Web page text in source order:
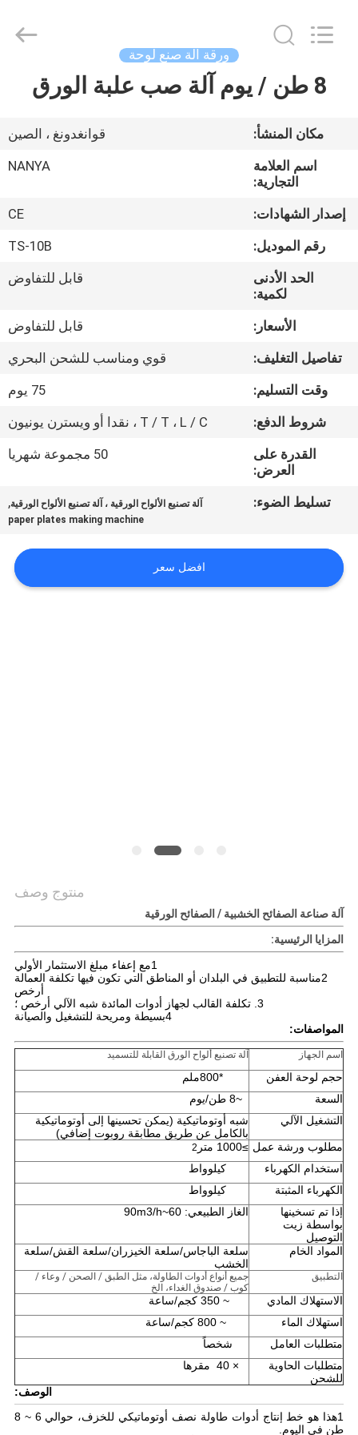
الصفحة
منتجات
أشرطة
فيديو
الافتراضي
معلومات
في
مراقبة
Equipment
Reserved.
ورقة آلة صنع لوحة
8 طن / يوم آلة صب علبة الورق
مكان المنشأ:
قوانغدونغ ، الصين
اسم العلامة
التجارية:
NANYA
إصدار الشهادات:
CE
رقم الموديل:
TS-10B
الحد الأدنى
لكمية:
قابل للتفاوض
الأسعار:
قابل للتفاوض
تفاصيل التغليف:
قوي ومناسب للشحن البحري
وقت التسليم:
75 يوم
شروط الدفع:
T / T ، L / C ، نقدا أو ويسترن يونيون
القدرة على
العرض:
50 مجموعة شهريا
تسليط الضوء: آلة تصنيع الألواح الورقية ، آلة تصنيع الألواح الورقية,
paper plates making machine
افضل سعر
منتوج وصف
آلة صناعة الصفائح الخشبية / الصفائح الورقية
المزايا الرئيسية:
1مع إعفاء مبلغ الاستثمار الأولي
2مناسبة للتطبيق في البلدان أو المناطق التي تكون فيها تكلفة العمالة
أرخص
3. تكلفة القالب لجهاز أدوات المائدة شبه الآلي أرخص ؛
4بسيطة ومريحة للتشغيل والصيانة
المواصفات:
اسم الجهاز آلة تصنيع ألواح الورق القابلة للتسميد
حجم لوحة العفن
السعة
التشغيل الآلي
شبه أوتوماتيكية (يمكن تحسينها إلى أوتوماتيكية
بالكامل عن طريق مطابقة روبوت إضافي)
مطلوب ورشة عمل ≥1000 متر 2
استخدام الكهرباء
الكهرباء المثبتة
إذا تم تسخينها
بواسطة زيت
التوصيل
الغاز الطبيعي: 60~90m3/h
المواد الخام
سلعة الباجاس/سلعة الخيزران/سلعة القش/سلعة
الخشب
التطبيق
جميع أنواع أدوات الطاولة، مثل الطبق / الصحن / وعاء /
كوب / صندوق الغداء، الخ
الاستهلاك المادي
استهلاك الماء
متطلبات العامل
متطلبات الحاوية
للشحن
الوصف:
1هذا هو خط إنتاج أدوات طاولة نصف أوتوماتيكي للخزف، حوالي 6 ~ 8
طن في اليوم.